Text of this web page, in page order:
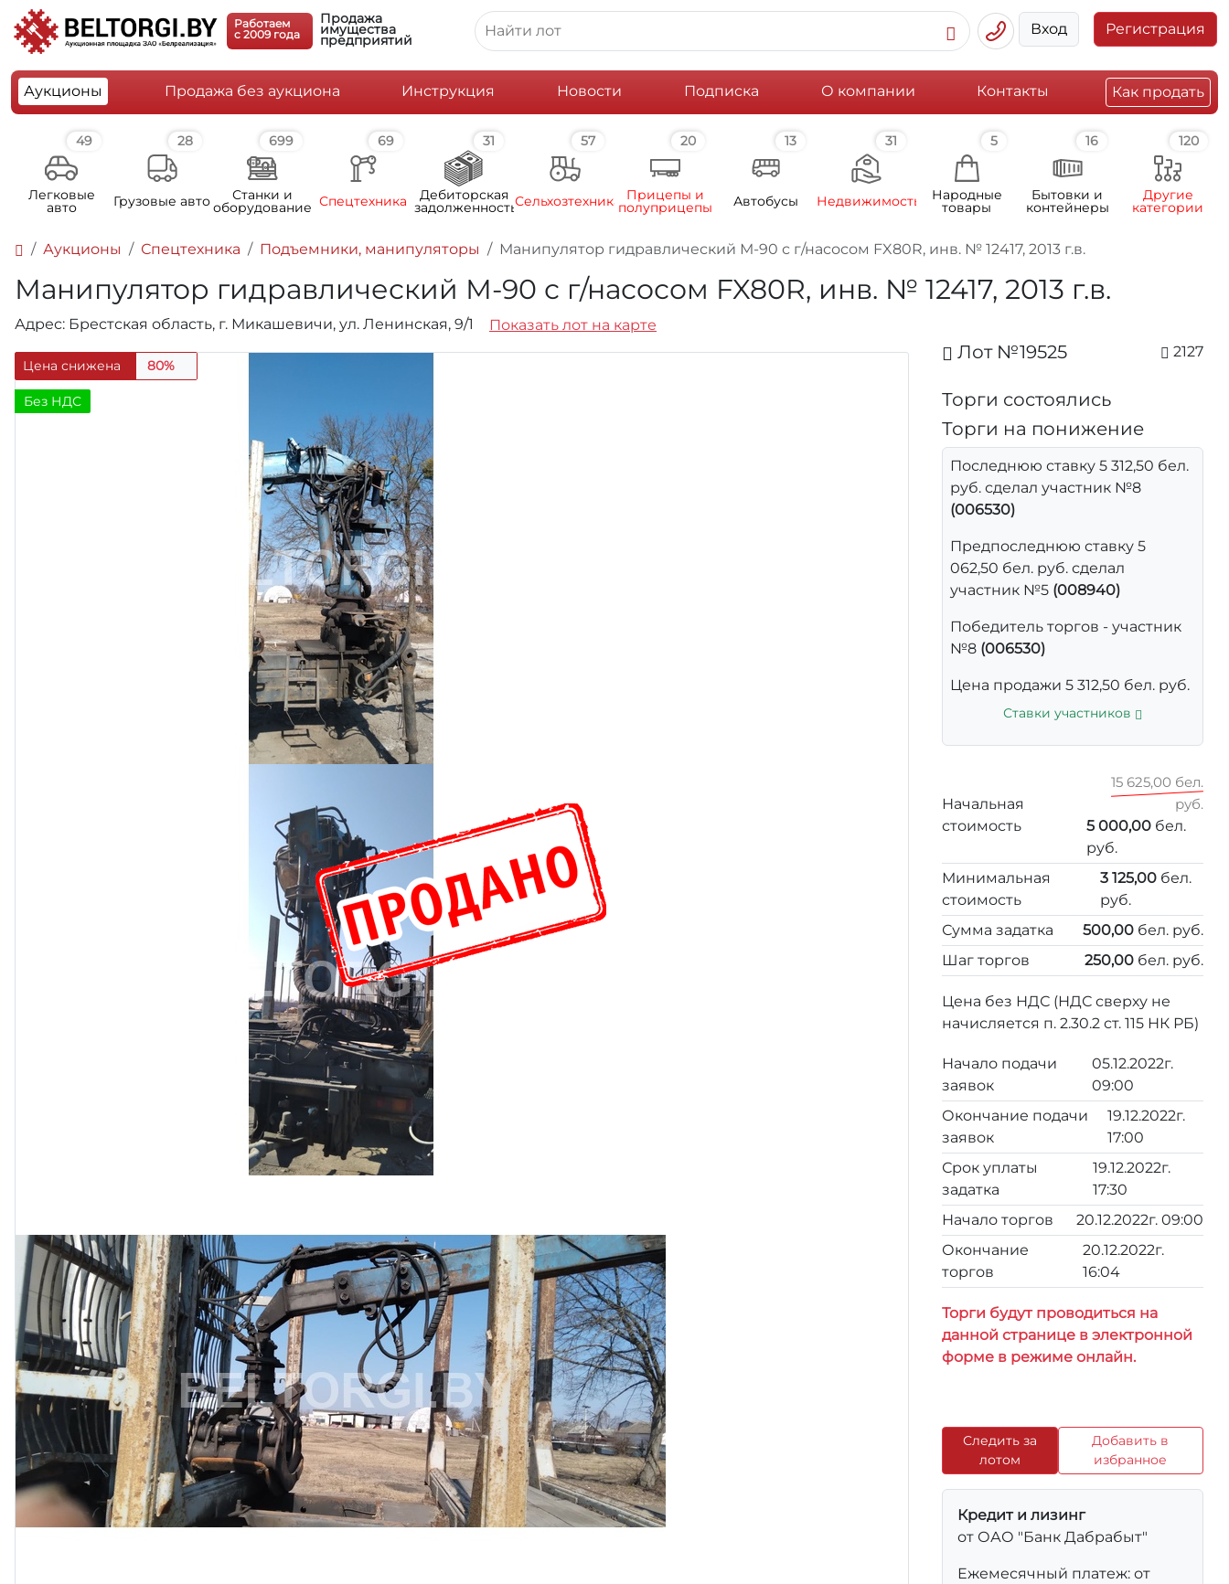
Работаем
c 2009 года
Продажа
имущества
предприятий
Вход Регистрация
Аукционы Продажа без аукциона Инструкция Новости Подписка О компании Контакты Как продать
49
Легковые
авто
28
Грузовые авто
699
Станки и
оборудование
69
Спецтехника
31
Дебиторская
задолженность
57
Сельхозтехника
20
Прицепы и
полуприцепы
13
Автобусы
31
Недвижимость
5
Народные
товары
16
Бытовки и
контейнеры
120
Другие
категории
Аукционы Спецтехника Подъемники, манипуляторы Манипулятор гидравлический М-90 с г/насосом FX80R, инв. № 12417, 2013 г.в.
Манипулятор гидравлический М-90 с г/насосом FX80R, инв. № 12417, 2013 г.в.
Адрес: Брестская область, г. Микашевичи, ул. Ленинская, 9/1 Показать лот на карте
Цена снижена 80%
Без НДС
Лот №19525 2127
Торги состоялись
Торги на понижение
Последнюю ставку 5 312,50 бел.
руб. сделал участник №8
(006530)
Предпоследнюю ставку 5
062,50 бел. руб. сделал
участник №5 (008940)
Победитель торгов - участник
№8 (006530)
Цена продажи 5 312,50 бел. руб.
Ставки участников
Начальная
стоимость
15 625,00 бел.
руб.
5 000,00бел.
руб.
Минимальная
стоимость
3 125,00бел.
руб.
Сумма задатка
500,00 бел. руб.
Шаг торгов
250,00 бел. руб.
Цена без НДС (НДС сверху не
начисляется п. 2.30.2 ст. 115 НК РБ)
Начало подачи
заявок
05.12.2022г.
09:00
Окончание подачи
заявок
19.12.2022г.
17:00
Срок уплаты
задатка
19.12.2022г.
17:30
Начало торгов
20.12.2022г. 09:00
Окончание
торгов
20.12.2022г.
16:04
Торги будут проводиться на
данной странице в электронной
форме в режиме онлайн.
Следить за
лотом
Добавить в
избранное
Кредит и лизинг
от ОАО "Банк Дабрабыт"
Ежемесячный платеж: от